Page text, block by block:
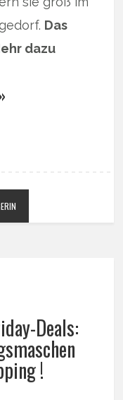
Das
dazu
Deals:
!